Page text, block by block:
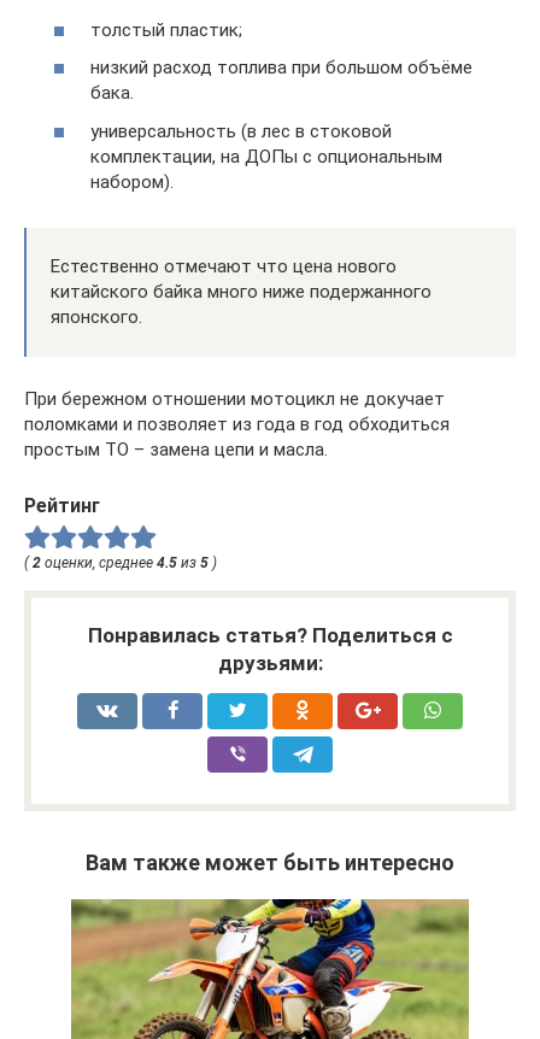
толстый пластик;
низкий расход топлива при большом объёме
бака.
универсальность (в лес в стоковой
комплектации, на ДОПы с опциональным
набором).
Естественно отмечают что цена нового
китайского байка много ниже подержанного
японского.
При бережном отношении мотоцикл не докучает
поломками и позволяет из года в год обходиться
простым ТО – замена цепи и масла.
Рейтинг
(2 оценки, среднее 4.5 из 5 )
Понравилась статья? Поделиться с
друзьями:
Вам также может быть интересно